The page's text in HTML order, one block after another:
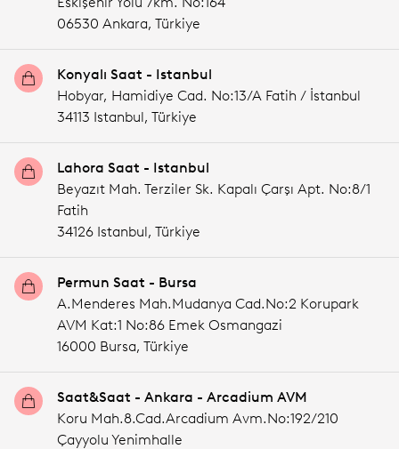
06530 Ankara, Türkiye
Konyalı Saat - Istanbul
Hobyar, Hamidiye Cad. No:13/A Fatih / İstanbul
34113 Istanbul, Türkiye
Lahora Saat - Istanbul
Beyazıt Mah. Terziler Sk. Kapalı Çarşı Apt. No:8/1
Fatih
34126 Istanbul, Türkiye
Permun Saat - Bursa
A.Menderes Mah.Mudanya Cad.No:2 Korupark
AVM Kat:1 No:86 Emek Osmangazi
16000 Bursa, Türkiye
Saat&Saat - Ankara - Arcadium AVM
Koru Mah.8.Cad.Arcadium Avm.No:192/210
Çayyolu Yenimhalle